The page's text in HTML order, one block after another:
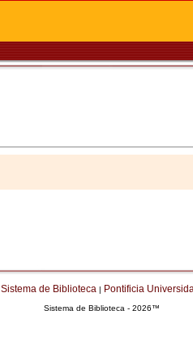
Sistema de Biblioteca | Pontificia
Sistema de Biblioteca - 2026™